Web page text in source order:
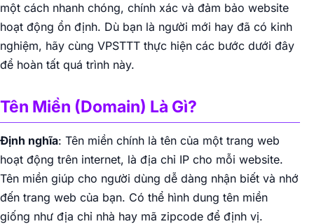
một cách nhanh chóng, chính xác và đảm bảo website
hoạt động ổn định. Dù bạn là người mới hay đã có kinh
nghiệm, hãy cùng VPSTTT thực hiện các bước dưới đây
để hoàn tất quá trình này.
Tên Miền (Domain) Là Gì?
Định nghĩa: Tên miền chính là tên của một trang web
hoạt động trên internet, là địa chỉ IP cho mỗi website.
Tên miền giúp cho người dùng dễ dàng nhận biết và nhớ
đến trang web của bạn. Có thể hình dung tên miền
giống như địa chỉ nhà hay mã zipcode để định vị.